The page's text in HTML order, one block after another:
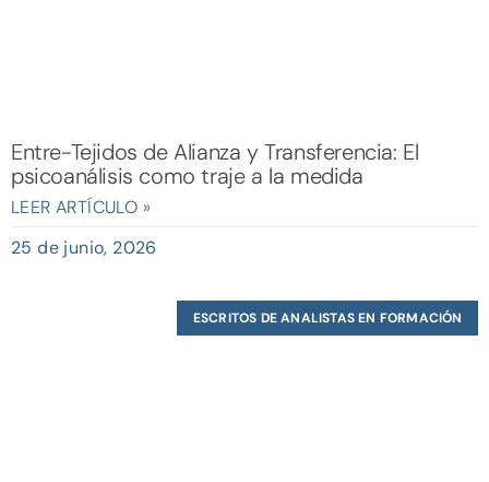
Entre-Tejidos de Alianza y Transferencia: El
psicoanálisis como traje a la medida
LEER ARTÍCULO »
25 de junio, 2026
ESCRITOS DE ANALISTAS EN FORMACIÓN